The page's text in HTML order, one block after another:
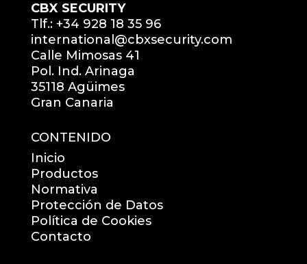
CBX SECURITY
Tlf.: +34 928 18 35 96
international@cbxsecurity.com
Calle Mimosas 41
Pol. Ind. Arinaga
35118 Agüimes
Gran Canaria
CONTENIDO
Inicio
Productos
Normativa
Protección de Datos
Política de Cookies
Contacto